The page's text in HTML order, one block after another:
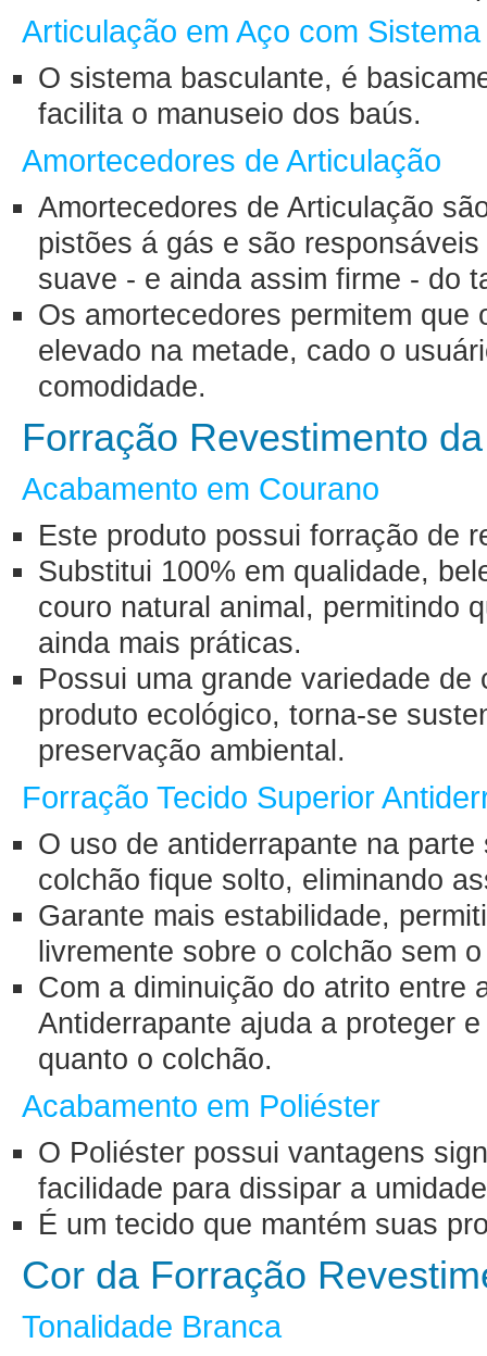
Articulação em Aço com
O sistema basculante, é
facilita o manuseio dos baús.
Amortecedores de Articulação
Amortecedores de Articulação
pistões á gás e são
suave - e ainda assim firme - do
Os amortecedores permitem que
elevado na metade, cado o
comodidade.
Forração Revestimento
Acabamento em Courano
Este produto possui forração de
Substitui 100% em qualidade,
couro natural animal, permitindo
ainda mais práticas.
Possui uma grande variedade
produto ecológico, torna-se
preservação ambiental.
Forração Tecido Superior
O uso de antiderrapante na
colchão fique solto, eliminando
Garante mais estabilidade,
livremente sobre o colchão sem
Com a diminuição do atrito entre
Antiderrapante ajuda a proteger
quanto o colchão.
Acabamento em Poliéster
O Poliéster possui vantagens
facilidade para dissipar a
É um tecido que mantém suas
Cor da Forração
Tonalidade Branca